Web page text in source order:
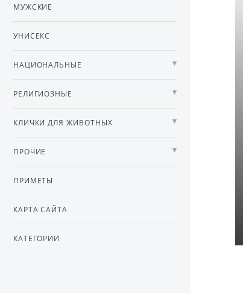
МУЖСКИЕ
УНИСЕКС
НАЦИОНАЛЬНЫЕ
РЕЛИГИОЗНЫЕ
КЛИЧКИ ДЛЯ ЖИВОТНЫХ
ПРОЧИЕ
ПРИМЕТЫ
КАРТА САЙТА
КАТЕГОРИИ